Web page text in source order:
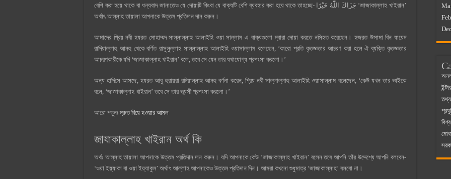
বেশি করা হয়ে থাকে বা ধন্যবাদ জানাতেও যে দোয়াটি কিংবা যে বাক্যটি বেশি ব্যবহার করা হয়ে থাকে তাহচ্ছে- ﺟَﺰَﺍﻙَ ﺍﻟﻠّٓﻪُ ﺧَﻴْﺮًﺍ ‘জাজাকাল্লাহ খাইরান’
অর্থাৎ আল্লাহ তায়ালা আপনাকে উত্তম প্রতিদান দান করুন।
আমাদের প্রিয় নবী হযরত মোহাম্মদ সাল্লাল্লাহু আলাইহি ওয়া সাল্লাম এ বাক্যগুলো দ্বারা দোয়া করতে নসিহত করেছেন। হজরত উসামা বিন যায়েদ
রাদিয়াল্লাহু আনহু থেকে বর্ণিত রাসুলুল্লাহ সাল্লাল্লাহু আলাইহি ওয়াসাল্লাম বলেছেন, ‘কারো প্রতি কৃতজ্ঞতার আচরণ করা হলে ঐ ব্যক্তি কৃতজ্ঞতার
আচরণকারীকে যদি ‘জাজাকাল্লাহ খাইরান’ বলে, তবে সে যেন তার যথাযোগ্য প্রশংসা করলো।’
অন্য হাদিসে আসছে, হযরত আবু হুরায়রা রদিয়াল্লাহু আনহু বর্ণনা করেন, প্রিয় নবী সাল্লাল্লাহু আলাইহি ওয়াসাল্লাম বলেছেন, ‘কেউ যখন তার ভাইকে
বলে, ‘জাজাকাল্লাহ খাইরান’ তবে সে তার ভূয়সী প্রশংসা করলো।’
আরো পড়ুনঃ দ্রুত বিয়ে হওয়ার আমল
জাযাকাল্লাহ খাইরান অর্থ কি
অর্থঃ আল্লাহ তায়ালা আপনাকে উত্তম প্রতিদান দান করুন। যদি আপনাকে কেউ ‘জাজাকাল্লাহ খাইরান’ বলেন তবে আপনি তাঁর উদ্দেশ্যে আপনি বলবেন-
‘ওয়া ইয়্যাকা বা ওয়া ইয়্যাকুম’ অর্থাৎ আল্লাহ আপনাকেও উত্তম প্রতিদান দিন। আমরা কখনো শুধুমাত্র ‘জাজাকাল্লাহ’ বলবো না।
তথ্য
বিশ্ব